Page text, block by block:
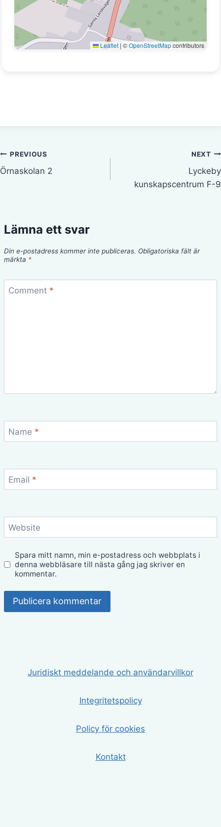
Leaflet | ©OpenStreetMapcontributors
Inläggsnavigering
PREVIOUS
Örnaskolan 2
NEXT
Lyckeby
kunskapscentrum F-9
Lämna ett svar
Din e-postadress kommer inte publiceras. Obligatoriska fält är
märkta *
Comment *
Name *
Email *
Website
Spara mitt namn, min e-postadress och webbplats i
denna webbläsare till nästa gång jag skriver en
kommentar.
Juridiskt meddelande och användarvillkor
Integritetspolicy
Policy för cookies
Kontakt